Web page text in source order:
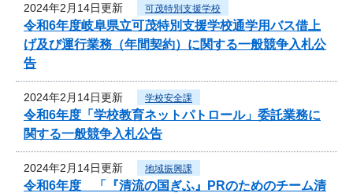
2024年2月14日更新 可茂特別支援学校
令和6年度岐阜県立可茂特別支援学校通学用バス借上
げ及び運行業務（年間契約）に関する一般競争入札公
告
2024年2月14日更新 学校安全課
令和6年度「学校教育ネットパトロール」委託業務に
関する一般競争入札公告
2024年2月14日更新 地域振興課
令和6年度 「『清流の国ぎふ』PRのためのチーム清